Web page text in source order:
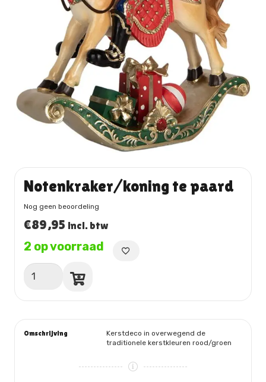
Notenkraker/koning te paard
Nog geen beoordeling
€89,95 incl. btw
2 op voorraad
Notenkraker/koning
Omschrijving
Kerstdeco in overwegend de
traditionele kerstkleuren rood/groen